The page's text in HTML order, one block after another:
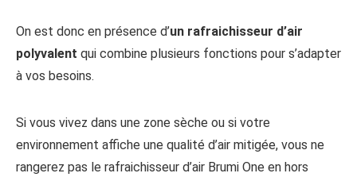
On est donc en présence d’un rafraichisseur d’air
polyvalent qui combine plusieurs fonctions pour s’adapter
à vos besoins.
Si vous vivez dans une zone sèche ou si votre
environnement affiche une qualité d’air mitigée, vous ne
rangerez pas le rafraichisseur d’air Brumi One en hors